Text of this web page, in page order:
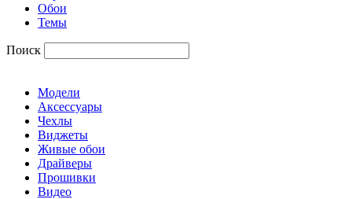
Обои
Темы
Поиск
Модели
Аксессуары
Чехлы
Виджеты
Живые обои
Драйверы
Прошивки
Видео